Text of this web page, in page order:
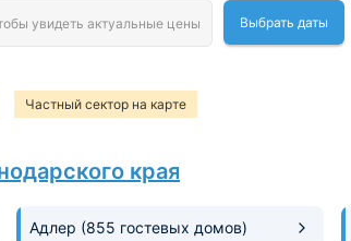
Выбрать даты
Частный сектор на карте
края
Адлер (855 гостевых домов)